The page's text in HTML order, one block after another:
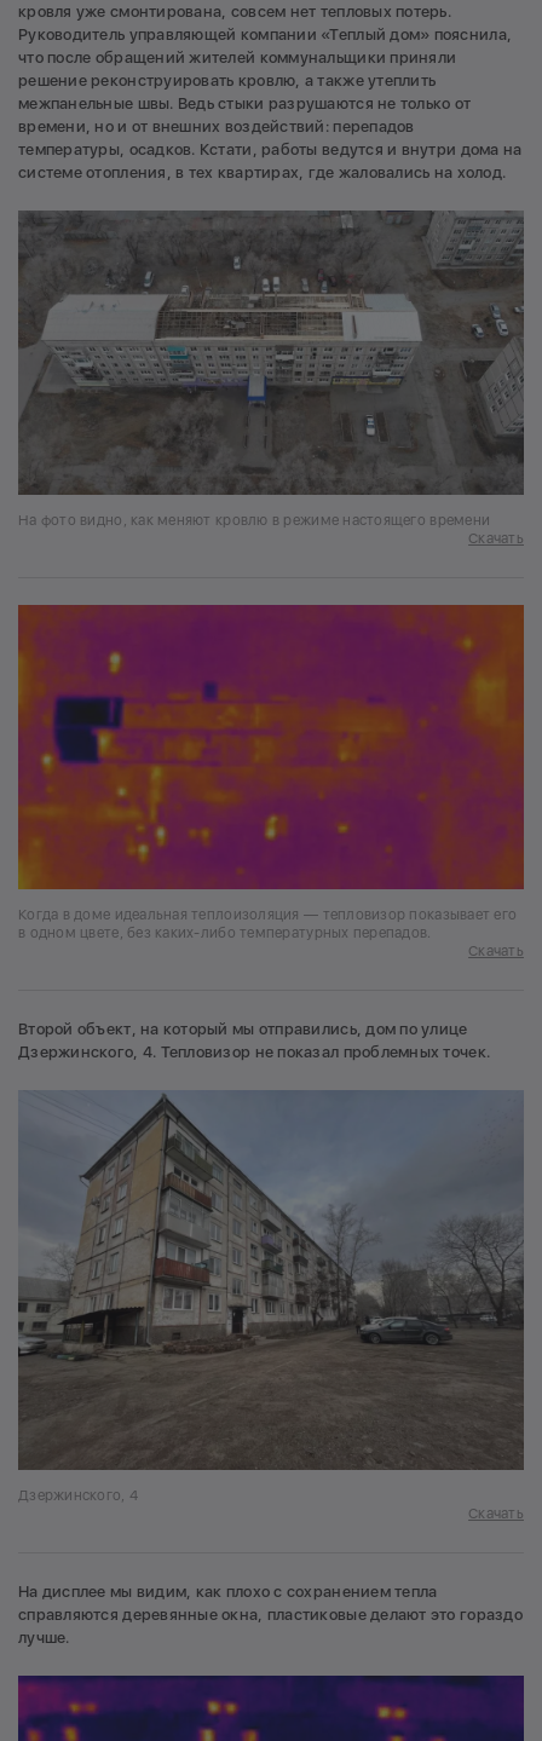
кровля уже смонтирована, совсем нет тепловых потерь.
Руководитель управляющей компании «Теплый дом» пояснила,
что после обращений жителей коммунальщики приняли
решение реконструировать кровлю, а также утеплить
межпанельные швы. Ведь стыки разрушаются не только от
времени, но и от внешних воздействий: перепадов
температуры, осадков. Кстати, работы ведутся и внутри дома на
системе отопления, в тех квартирах, где жаловались на холод.
На фото видно, как меняют кровлю в режиме настоящего времени
Скачать
Когда в доме идеальная теплоизоляция — тепловизор показывает его
в одном цвете, без каких-либо температурных перепадов.
Скачать
Второй объект, на который мы отправились, дом по улице
Дзержинского, 4. Тепловизор не показал проблемных точек.
Дзержинского, 4
Скачать
На дисплее мы видим, как плохо с сохранением тепла
справляются деревянные окна, пластиковые делают это гораздо
лучше.